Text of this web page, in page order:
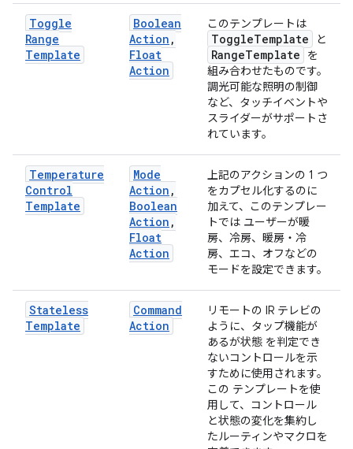
Toggle
Range
Template
Boolean
Action ,
Float
Action
このテンプレートは
ToggleTemplate と
RangeTemplate
を
組み合わせたものです。
調光可能な照明の制御
など、タッチイベントや
スライダーがサポートさ
れています。
Temperature
Control
Template
Mode
Action ,
Boolean
Action ,
Float
Action
上記のアクションの 1 つ
をカプセル化するのに
加えて、このテンプレー
トでは ユーザーが暖
房、冷房、暖房・冷
房、エコ、オフなどの
モードを設定できます。
Stateless
Template
Command
Action
リモートの IR テレビの
ように、タップ機能が
あるが状態 を判定でき
ないコントロールを示
すために使用されます。
この テンプレートを使
用して、コントロール
と状態の変化を集約し
たルーティンやマクロを